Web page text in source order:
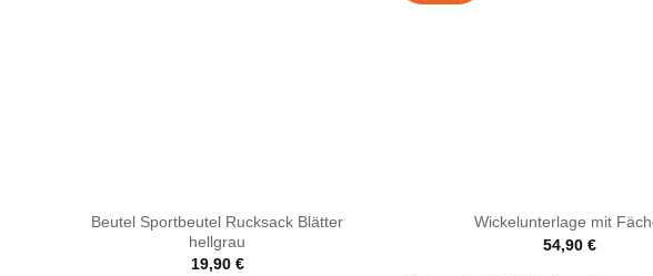
Beutel Sportbeutel Rucksack Blätter
hellgrau
19,90 €
Wickelunterlage mit
54,90€